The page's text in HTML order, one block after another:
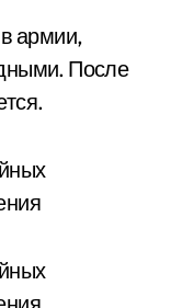
армии,
После